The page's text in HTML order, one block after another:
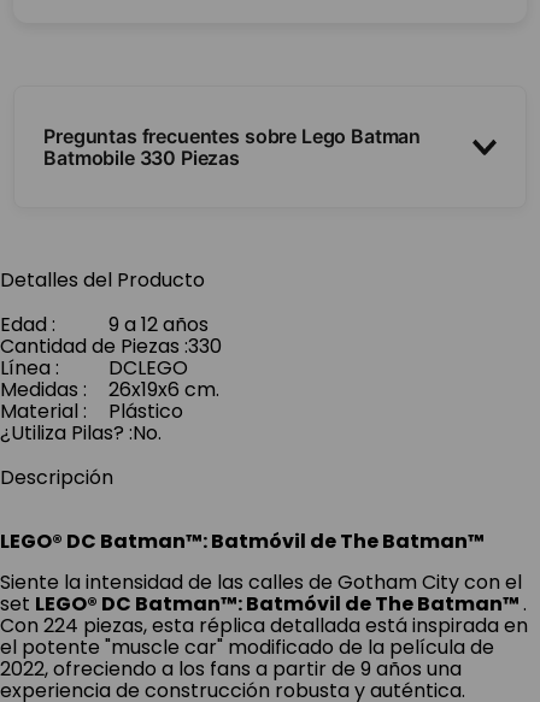
Batmobile 330 Piezas
¿Cuántas piezas y para qué edad?
¿Es compatible con otros Lego?
Cantidad de Piezas:330
Línea: DCLEGO
Medidas 26x19x6 cm.
Material : Plástico
¿Utiliza Pilas?:No.
setLEGO® DC Batman™: Batmóvil de The Batman™
Con 224 piezas, esta réplica detallada está inspirada en
el potente "muscle car" modificado de la película de
2022, ofreciendo a los fans a partir de 9 años una
experiencia de construcción robusta y auténtica.